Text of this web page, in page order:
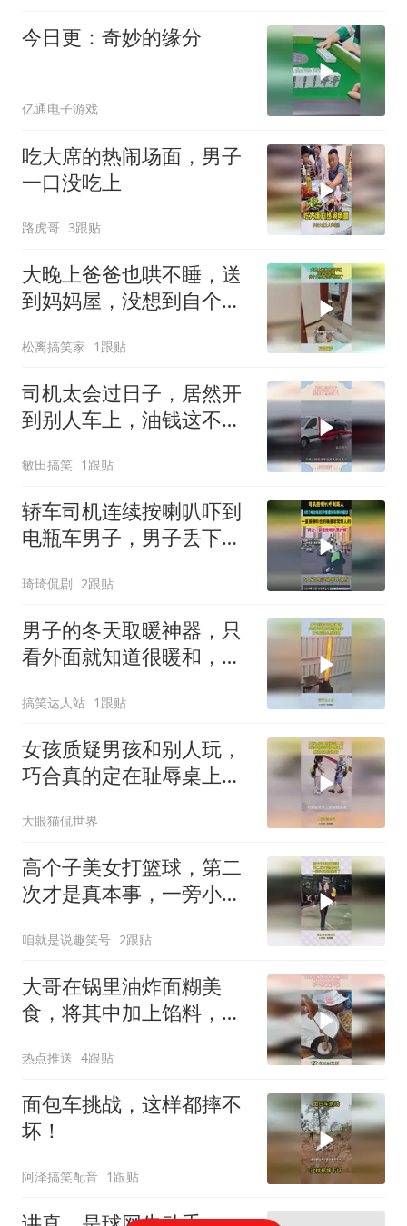
今日更：奇妙的缘分
亿通电子游戏
吃大席的热闹场面，男子
一口没吃上
路虎哥 3跟贴
大晚上爸爸也哄不睡，送
到妈妈屋，没想到自个儿
枕头
松离搞笑家 1跟贴
司机太会过日子，居然开
到别人车上，油钱这不省
敏田搞笑 1跟贴
轿车司机连续按喇叭吓到
电瓶车男子，男子丢下电
琦琦侃剧 2跟贴
男子的冬天取暖神器，只
看外面就知道很暖和，什
搞笑达人站 1跟贴
女孩质疑男孩和别人玩，
巧合真的定在耻辱桌上，
大眼猫侃世界
高个子美女打篮球，第二
次才是真本事，一旁小伙
咱就是说趣笑号 2跟贴
大哥在锅里油炸面糊美
食，将其中加上馅料，下
热点推送 4跟贴
面包车挑战，这样都摔不
坏！
阿泽搞笑配音 1跟贴